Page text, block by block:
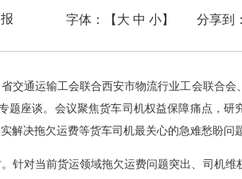
字体：【 大 中 小】 分享到：
通运输工会联合西安市物流行业工会联合会
题座谈。会议聚焦货车司机权益保障痛点，研
解决拖欠运费等货车司机最关心的急难愁盼问
对当前货运领域拖欠运费问题突出、司机维